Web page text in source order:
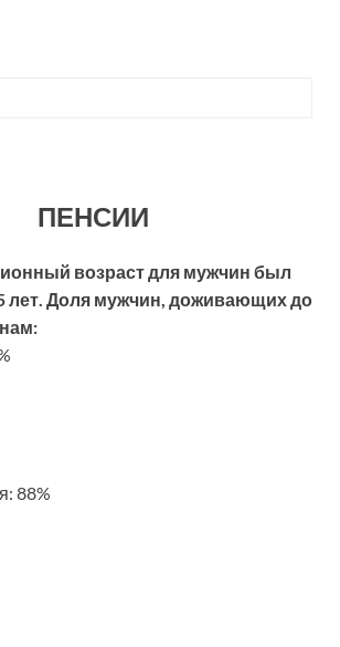
ПЕНСИИ
возраст для мужчин был
лет. Доля мужчин, доживающих до
88%